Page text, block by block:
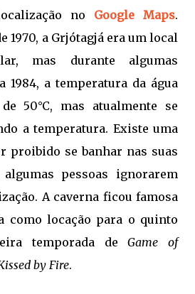
no Google Maps.
1970, a Grjótagjá era um local
mas durante algumas
1984, a temperatura da água
50°C, mas atualmente se
a temperatura. Existe uma
proibido se banhar nas suas
pessoas ignorarem
A caverna ficou famosa
como locação para o quinto
temporada deGame of
by Fire.